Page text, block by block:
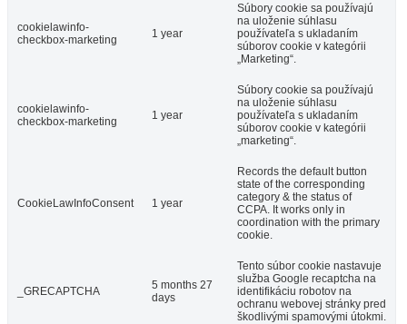
cookielawinfo-
checkbox-marketing
1 year
Súbory cookie sa používajú
na uloženie súhlasu
používateľa s ukladaním
súborov cookie v kategórii
„Marketing“.
cookielawinfo-
checkbox-marketing
1 year
Súbory cookie sa používajú
na uloženie súhlasu
používateľa s ukladaním
súborov cookie v kategórii
„marketing“.
CookieLawInfoConsent 1 year
Records the default button
state of the corresponding
category & the status of
CCPA. It works only in
coordination with the primary
cookie.
_GRECAPTCHA
5 months 27
days
Tento súbor cookie nastavuje
služba Google recaptcha na
identifikáciu robotov na
ochranu webovej stránky pred
škodlivými spamovými útokmi.